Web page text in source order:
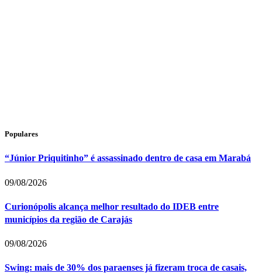
Populares
“Júnior Priquitinho” é assassinado dentro de casa em Marabá
09/08/2026
Curionópolis alcança melhor resultado do IDEB entre
municípios da região de Carajás
09/08/2026
Swing: mais de 30% dos paraenses já fizeram troca de casais,